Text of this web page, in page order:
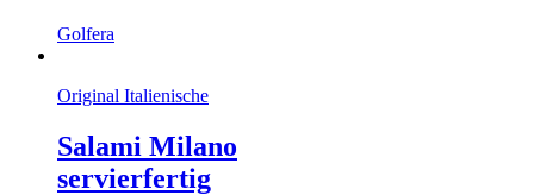
Golfera
Original Italienische
Salami Milano
servierfertig